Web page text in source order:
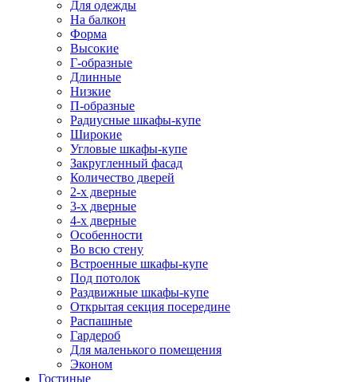
Для одежды
На балкон
Форма
Высокие
Г-образные
Длинные
Низкие
П-образные
Радиусные шкафы-купе
Широкие
Угловые шкафы-купе
Закругленный фасад
Количество дверей
2-х дверные
3-х дверные
4-х дверные
Особенности
Во всю стену
Встроенные шкафы-купе
Под потолок
Раздвижные шкафы-купе
Открытая секция посередине
Распашные
Гардероб
Для маленького помещения
Эконом
Гостиные